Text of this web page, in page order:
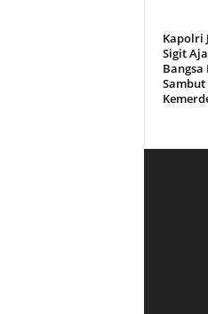
Kapolri
Sigit
Sambut